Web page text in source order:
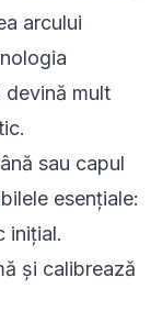
arcului
devină mult
sau capul
esențiale:
inițial.
și calibrează